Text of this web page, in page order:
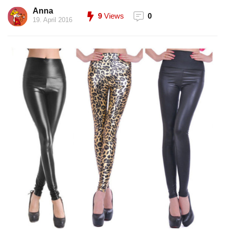
Anna
19. April 2016 9 Views 0